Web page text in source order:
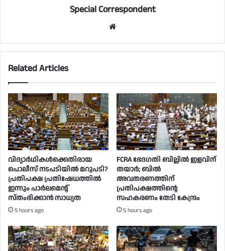
Special Correspondent
Related Articles
വിദ്യാര്‍ഥികള്‍ക്കെതിരായ
പൊലീസ് നടപടിയില്‍ മറുപടി?
പ്രതിപക്ഷ പ്രതിഷേധത്തില്‍
ഇന്നും പാര്‍ലമെന്റ്
സ്തംഭിക്കാന്‍ സാധ്യത
5 hours ago
FCRA ഭേദഗതി ബില്ലിൽ ഇളവിന്
തയാർ; ബിൽ
അവതരണത്തിന്
പ്രതിപക്ഷത്തിന്റെ
സഹകരണം തേടി കേന്ദ്രം
5 hours ago